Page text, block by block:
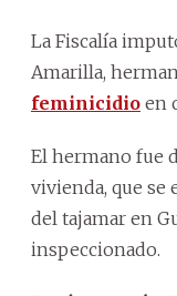
La Fiscalía
Amarilla,
feminicidio en
El hermano fue
vivienda, que se
del tajamar en
inspeccionado.